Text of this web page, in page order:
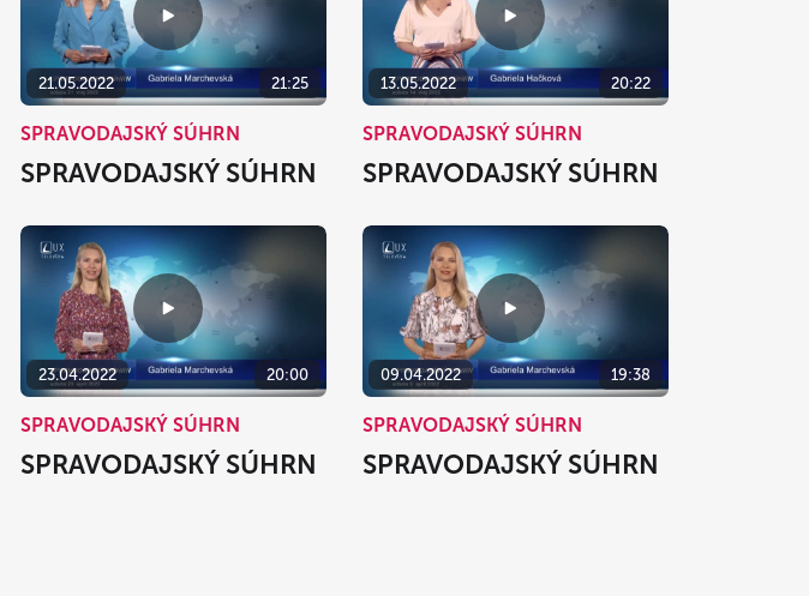
21.05.2022 21:25
SPRAVODAJSKÝ SÚHRN
SPRAVODAJSKÝ SÚHRN
13.05.2022 20:22
SPRAVODAJSKÝ SÚHRN
SPRAVODAJSKÝ SÚHRN
23.04.2022 20:00
SPRAVODAJSKÝ SÚHRN
SPRAVODAJSKÝ SÚHRN
09.04.2022 19:38
SPRAVODAJSKÝ SÚHRN
SPRAVODAJSKÝ SÚHRN